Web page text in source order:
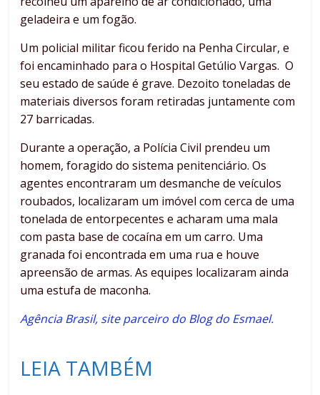
geladeira e um fogão.
Um policial militar ficou ferido na Penha Circular, e
foi encaminhado para o Hospital Getúlio Vargas. O
seu estado de saúde é grave. Dezoito toneladas de
materiais diversos foram retiradas juntamente com
27 barricadas.
Durante a operação, a Polícia Civil prendeu um
homem, foragido do sistema penitenciário. Os
agentes encontraram um desmanche de veículos
roubados, localizaram um imóvel com cerca de uma
tonelada de entorpecentes e acharam uma mala
com pasta base de cocaína em um carro. Uma
granada foi encontrada em uma rua e houve
apreensão de armas. As equipes localizaram ainda
uma estufa de maconha.
Agência Brasil, site parceiro do Blog do Esmael.
LEIA TAMBÉM